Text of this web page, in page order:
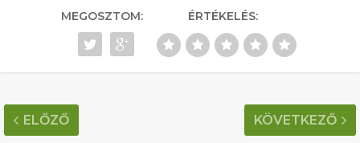
MEGOSZTOM: ÉRTÉKELÉS:
ELŐZŐ KÖVETKEZŐ